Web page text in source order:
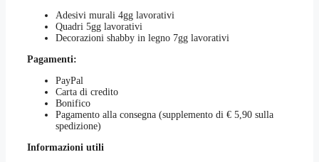
Adesivi murali 4gg lavorativi
Quadri 5gg lavorativi
Decorazioni shabby in legno 7gg lavorativi
Pagamenti:
PayPal
Carta di credito
Bonifico
Pagamento alla consegna (supplemento di € 5,90 sulla
spedizione)
Informazioni utili